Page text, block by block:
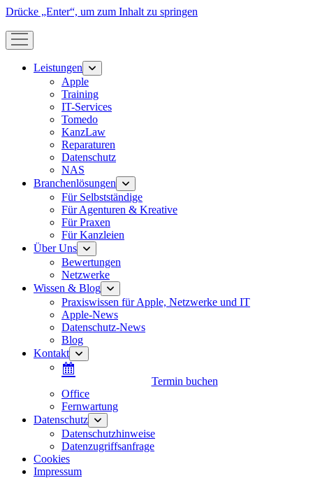
Drücke „Enter“, um zum Inhalt zu springen
Menü
öffnen
Leistungen
Menü
öffnen
Apple
Training
IT-Services
Tomedo
KanzLaw
Reparaturen
Datenschutz
NAS
Branchenlösungen
Menü
öffnen
Für Selbstständige
Für Agenturen & Kreative
Für Praxen
Für Kanzleien
Über Uns Menü
öffnen
Bewertungen
Netzwerke
Wissen & Blog Menü
öffnen
Praxiswissen für Apple, Netzwerke und IT
Apple-News
Datenschutz-News
Blog
Kontakt Menü
öffnen
Termin buchen
Office
Fernwartung
Datenschutz Menü
öffnen
Datenschutzhinweise
Datenzugriffsanfrage
Cookies
Impressum